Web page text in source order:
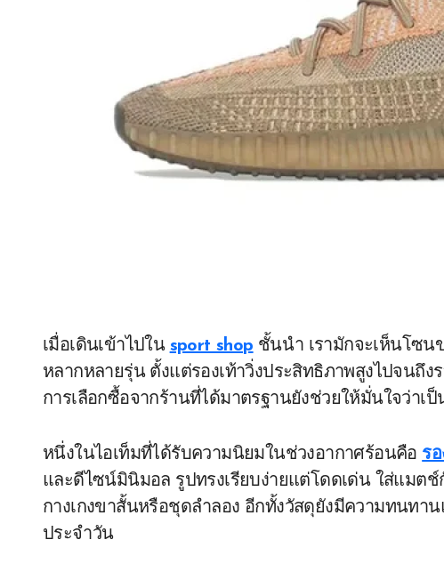
เมื่อเดินเข้าไปใน sport shop ชั้นนำ เรามักจะเห็นโซน
หลากหลายรุ่น ตั้งแต่รองเท้าวิ่งประสิทธิภาพสูงไปจนถึง
การเลือกซื้อจากร้านที่ได้มาตรฐานยังช่วยให้มั่นใจว่า
หนึ่งในไอเท็มที่ได้รับความนิยมในช่วงอากาศร้อนคือ ร
และดีไซน์มินิมอล รูปทรงเรียบง่ายแต่โดดเด่น ใส่แมตช์
กางเกงขาสั้นหรือชุดลำลอง อีกทั้งวัสดุยังมีความทนทา
ประจำวัน